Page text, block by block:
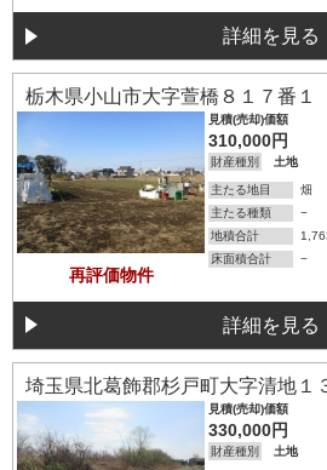
詳細を見る
栃木県小山市大字萱橋８１７番１
再評価物件
見積(売却)価額
310,000円
財産種別 土地
主たる地目
畑
主たる種類
−
地積合計
床面積合計
−
詳細を見る
埼玉県北葛飾郡杉戸町大字清地１
見積(売却)価額
330,000円
財産種別 土地